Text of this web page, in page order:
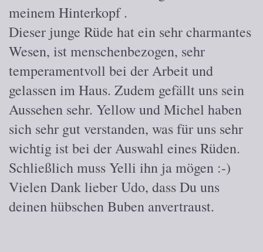
meinem Hinterkopf .
Dieser junge Rüde hat ein sehr charmantes
Wesen, ist menschenbezogen, sehr
temperamentvoll bei der Arbeit und
gelassen im Haus. Zudem gefällt uns sein
Aussehen sehr. Yellow und Michel haben
sich sehr gut verstanden, was für uns sehr
wichtig ist bei der Auswahl eines Rüden.
Schließlich muss Yelli ihn ja mögen :-)
Vielen Dank lieber Udo, dass Du uns
deinen hübschen Buben anvertraust.